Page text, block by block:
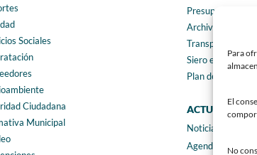
Para
El
No
Sociales
Ciudadana
Municipal
Presupuestos
Archivo municipal
Transparencia
Siero en Cifras
Plan de igualdad
ACTUALIDAD
Noticias
Agenda